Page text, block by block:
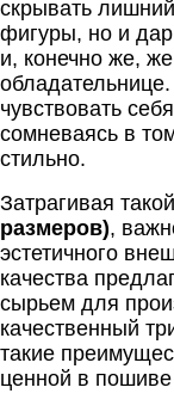
скрывать
фигуры, но и
и, конечно же,
чувствовать
сомневаясь в
стильно.
Затрагивая
размеров),
эстетичного
качества
сырьем для
качественный
такие
ценной в